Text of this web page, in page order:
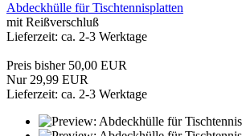
Abdeckhülle für Tischtennisplatten
mit Reißverschluß
Lieferzeit: ca. 2-3 Werktage
Preis bisher 50,00 EUR
Nur 29,99 EUR
Lieferzeit: ca. 2-3 Werktage